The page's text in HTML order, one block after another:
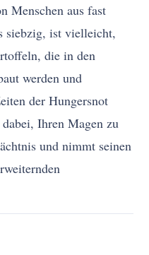
Menschen aus fast
siebzig, ist vielleicht,
die in den
werden und
der Hungersnot
Ihren Magen zu
und nimmt seinen